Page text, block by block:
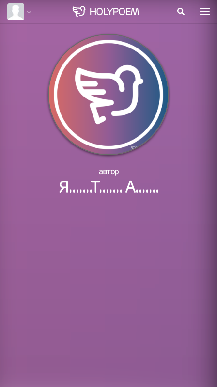
HOLYPOEM
автор
Я.......Т....... А.......